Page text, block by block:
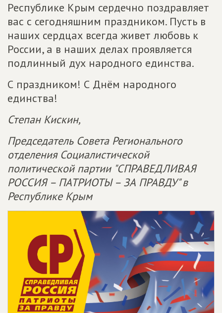
Республике Крым сердечно поздравляет
вас с сегодняшним праздником. Пусть в
наших сердцах всегда живет любовь к
России, а в наших делах проявляется
подлинный дух народного единства.
С праздником! С Днём народного
единства!
Степан Кискин,
Председатель Совета Регионального
отделения Социалистической
политической партии "СПРАВЕДЛИВАЯ
РОССИЯ – ПАТРИОТЫ – ЗА ПРАВДУ" в
Республике Крым